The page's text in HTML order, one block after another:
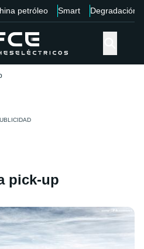
petróleo Smart Degradación
pick-up